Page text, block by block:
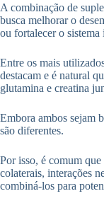
A combinação de
busca melhorar o
ou fortalecer o sistema
Entre os mais
destacam e é natural
glutamina e creatina
Embora ambos sejam
são diferentes.
Por isso, é comum
colaterais, interações
combiná-los para